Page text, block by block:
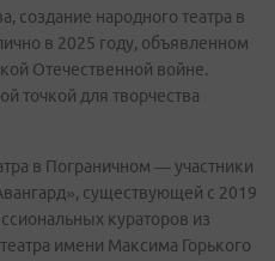
создание народного театра в
в 2025 году, объявленном
Отечественной войне.
точкой для творчества
в Пограничном — участники
существующей с 2019
кураторов из
имени Максима Горького